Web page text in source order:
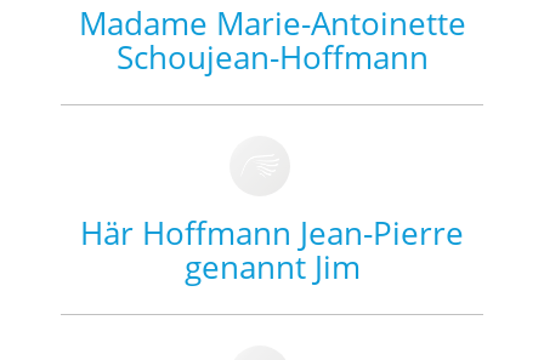
Madame Marie-Antoinette
Schoujean-Hoffmann
Här Hoffmann Jean-Pierre
genannt Jim